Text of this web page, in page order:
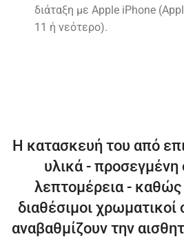
διάταξη με Apple iPhone
11 ή νεότερο).
Η κατασκευή του από
υλικά - προσεγμένη
λεπτομέρεια - καθώς
διαθέσιμοι χρωματικοί
αναβαθμίζουν την